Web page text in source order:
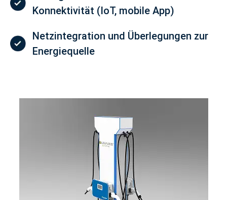
Konnektivität (IoT, mobile App)
Netzintegration und Überlegungen zur
Energiequelle